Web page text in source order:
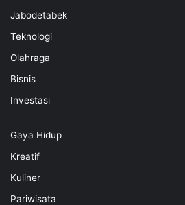
Jabodetabek
Teknologi
Olahraga
Bisnis
Investasi
Gaya Hidup
Kreatif
Kuliner
Pariwisata